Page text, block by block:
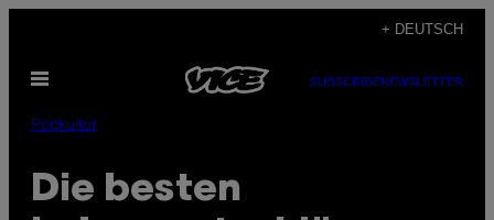
content
+ DEUTSCH
Open
SUBSCRIBENEWSLETTER
Popkultur
Die besten